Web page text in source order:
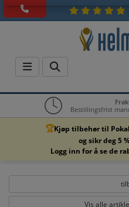
Bestillingsfrist
🏆Kjøp tilbehør til
og sikr deg 5
Logg inn for å se de
Vis alle